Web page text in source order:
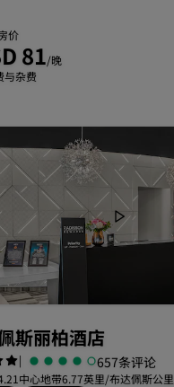
价
81/晚
与杂费
斯丽柏酒店
| 657条评论
中心地带6.77英里/布达佩斯公里